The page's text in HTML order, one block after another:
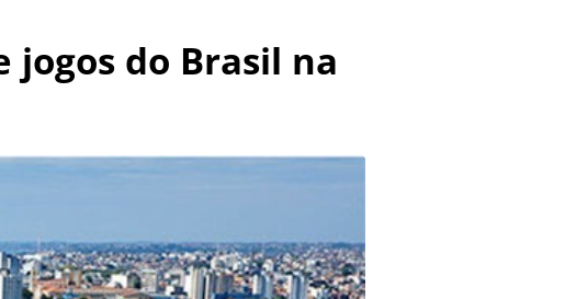
do Brasil na